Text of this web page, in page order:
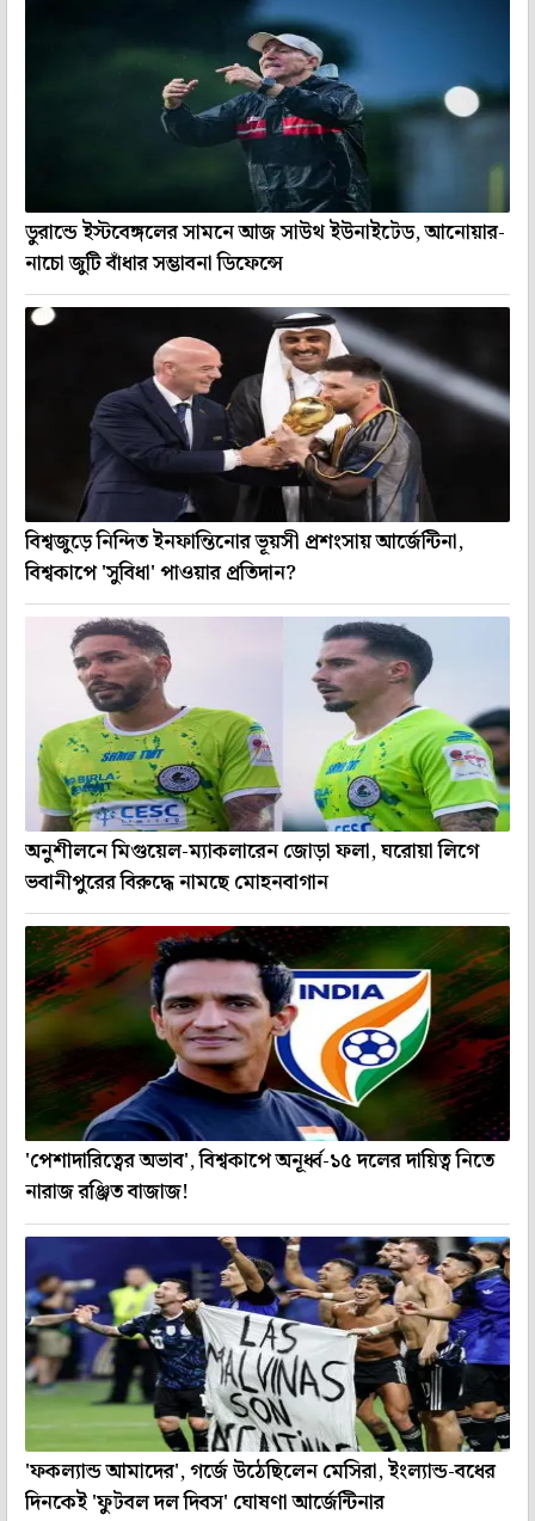
ডুরান্ডে ইস্টবেঙ্গলের সামনে আজ সাউথ ইউনাইটেড, আনোয়ার-
নাচো জুটি বাঁধার সম্ভাবনা ডিফেন্সে
বিশ্বজুড়ে নিন্দিত ইনফান্তিনোর ভূয়সী প্রশংসায় আর্জেন্টিনা,
বিশ্বকাপে 'সুবিধা' পাওয়ার প্রতিদান?
অনুশীলনে মিগুয়েল-ম্যাকলারেন জোড়া ফলা, ঘরোয়া লিগে
ভবানীপুরের বিরুদ্ধে নামছে মোহনবাগান
'পেশাদারিত্বের অভাব', বিশ্বকাপে অনূর্ধ্ব-১৫ দলের দায়িত্ব নিতে
নারাজ রঞ্জিত বাজাজ!
'ফকল্যান্ড আমাদের', গর্জে উঠেছিলেন মেসিরা, ইংল্যান্ড-বধের
দিনকেই 'ফুটবল দল দিবস' ঘোষণা আর্জেন্টিনার